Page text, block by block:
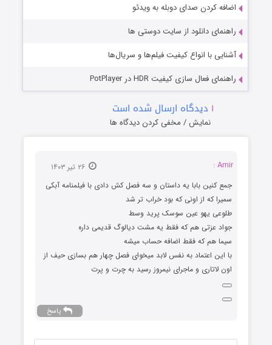
اضافه کردن صدای دوبله به ویدئو
راهنمای دانلود از سایت دوستی ها
آشنایی با انواع کیفیت فیلم‌ها و سریال‌ها
راهنمای فعال سازی کیفیت HDR در PotPlayer
۱ دیدگاه ارسال شده است
نمایش / مخفی کردن دیدگاه ها
Amir :
جمع کنین بابا یه داستان و سه فصل کش دادی با فیلمنامه آبکی
سمیرا که از اونی که بود خراب تر شد
طلوعی یهو عین سوسک پرید وسط
جواد عزتی هم که فقط یه مشت دیالوگ قدیمی داره
سیما هم که فقط اضافه حساب میشه
با این اعتماد به نفس لابد میخوای فصل چهار هم بسازی حیف از
اون لاتاری و ماجرای نیمروز رسید به چرت و پرت
پاسخ